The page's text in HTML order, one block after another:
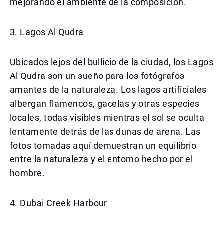
mejorando el ambiente de la composición.
3. Lagos Al Qudra
Ubicados lejos del bullicio de la ciudad, los Lagos
Al Qudra son un sueño para los fotógrafos
amantes de la naturaleza. Los lagos artificiales
albergan flamencos, gacelas y otras especies
locales, todas visibles mientras el sol se oculta
lentamente detrás de las dunas de arena. Las
fotos tomadas aquí demuestran un equilibrio
entre la naturaleza y el entorno hecho por el
hombre.
4. Dubai Creek Harbour